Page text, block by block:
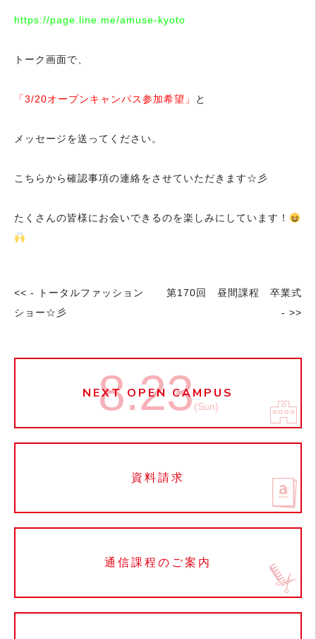
https://page.line.me/amuse-kyoto
トーク画面で、
「3/20オープンキャンパス参加希望」 と
メッセージを送ってください。
こちらから確認事項の連絡をさせていただきます☆彡
たくさんの皆様にお会いできるのを楽しみにしています！
<< - トータルファッション
ショー☆彡
第170回 昼間課程 卒業式
- >>
NEXT OPEN CAMPUS
8.23(Sun)
資料請求
通信課程のご案内